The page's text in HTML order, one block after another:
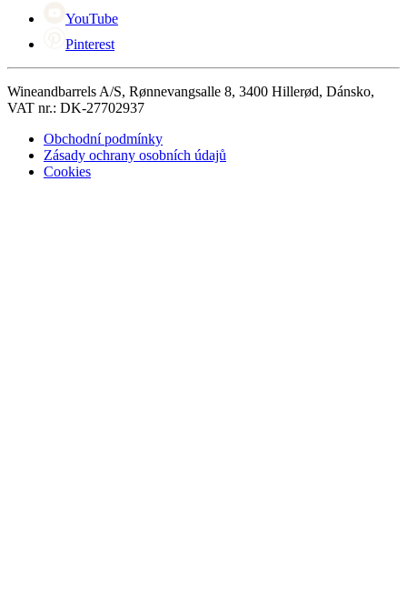
YouTube
Pinterest
Wineandbarrels A/S, Rønnevangsalle 8, 3400 Hillerød, Dánsko,
VAT nr.: DK-27702937
Obchodní podmínky
Zásady ochrany osobních údajů
Cookies